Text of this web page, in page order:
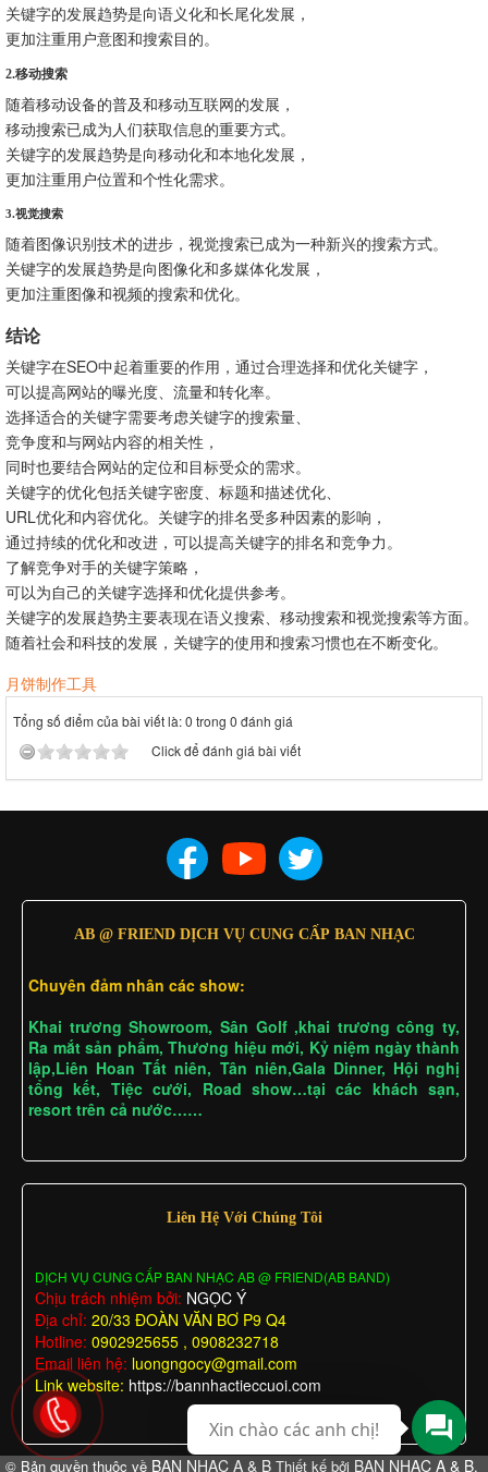
关键字的发展趋势是向语义化和长尾化发展，
更加注重用户意图和搜索目的。
2.移动搜索
随着移动设备的普及和移动互联网的发展，
移动搜索已成为人们获取信息的重要方式。
关键字的发展趋势是向移动化和本地化发展，
更加注重用户位置和个性化需求。
3.视觉搜索
随着图像识别技术的进步，视觉搜索已成为一种新兴的搜索方式。
关键字的发展趋势是向图像化和多媒体化发展，
更加注重图像和视频的搜索和优化。
结论
关键字在SEO中起着重要的作用，通过合理选择和优化关键字，
可以提高网站的曝光度、流量和转化率。
选择适合的关键字需要考虑关键字的搜索量、
竞争度和与网站内容的相关性，
同时也要结合网站的定位和目标受众的需求。
关键字的优化包括关键字密度、标题和描述优化、
URL优化和内容优化。关键字的排名受多种因素的影响，
通过持续的优化和改进，可以提高关键字的排名和竞争力。
了解竞争对手的关键字策略，
可以为自己的关键字选择和优化提供参考。
关键字的发展趋势主要表现在语义搜索、移动搜索和视觉搜索等方面。
随着社会和科技的发展，关键字的使用和搜索习惯也在不断变化。
月饼制作工具
Tổng số điểm của bài viết là: 0 trong 0 đánh giá
Click để đánh giá bài viết
AB @ FRIEND DỊCH VỤ CUNG CẤP BAN NHẠC
Chuyên đảm nhân các show:
Khai trương Showroom, Sân Golf ,khai trương công ty,
Ra mắt sản phẩm, Thương hiệu mới, Kỷ niệm ngày thành
lập,Liên Hoan Tất niên, Tân niên,Gala Dinner, Hội nghị
tổng kết, Tiệc cưới, Road show…tại các khách sạn,
resort trên cả nước……
Liên Hệ Với Chúng Tôi
DỊCH VỤ CUNG CẤP BAN NHẠC AB @ FRIEND(AB BAND)
Chịu trách nhiệm bởi: NGỌC Ý
Địa chỉ: 20/33 ĐOÀN VĂN BƠ P9 Q4
Hotline: 0902925655 , 0908232718
Email liên hệ: luongngocy@gmail.com
Link website: https://bannhactieccuoi.com
© Bản quyền thuộc về BAN NHẠC A & B Thiết kế bởi BAN NHẠC A & B.
Xin chào các anh chị!